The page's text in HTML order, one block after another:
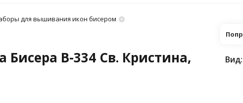
для вышивания икон бисером
В-334 Св. Кристина,
Вид: